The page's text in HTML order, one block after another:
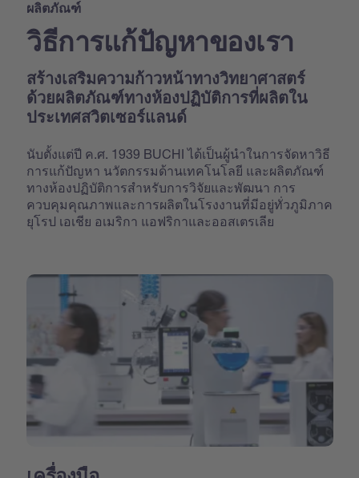
ผลิตภัณฑ์
วิธีการแก้ปัญหาของเรา
สร้างเสริมความก้าวหน้าทางวิทยาศาสตร์
ด้วยผลิตภัณฑ์ทางห้องปฏิบัติการที่ผลิตใน
ประเทศสวิตเซอร์แลนด์
นับตั้งแต่ปี ค.ศ. 1939 BUCHI ได้เป็นผู้นำในการจัดหาวิธี
การแก้ปัญหา นวัตกรรมด้านเทคโนโลยี และผลิตภัณฑ์
ทางห้องปฏิบัติการสำหรับการวิจัยและพัฒนา การ
ควบคุมคุณภาพและการผลิตในโรงงานที่มีอยู่ทั่วภูมิภาค
ยุโรป เอเชีย อเมริกา แอฟริกาและออสเตรเลีย